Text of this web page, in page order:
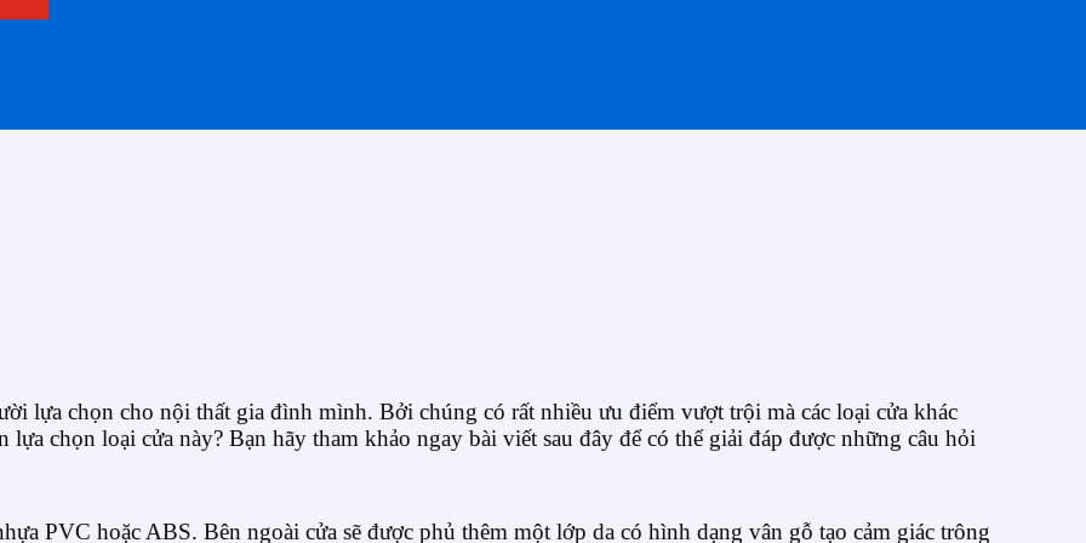
lựa chọn cho nội thất gia đình mình. Bởi chúng có rất nhiều ưu điểm vượt trội mà các loại cửa khác
lựa chọn loại cửa này? Bạn hãy tham khảo ngay bài viết sau đây để có thể giải đáp được những câu hỏi
PVC hoặc ABS. Bên ngoài cửa sẽ được phủ thêm một lớp da có hình dạng vân gỗ tạo cảm giác trông